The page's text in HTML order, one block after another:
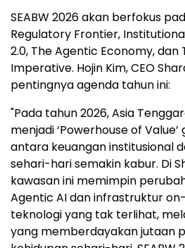
SEABW 2026 akan berfokus
Regulatory Frontier,
2.0, The Agentic Economy, dan
Imperative. Hojin Kim, CEO
pentingnya agenda tahun ini:
"Pada tahun 2026, Asia
menjadi ‘Powerhouse of
antara keuangan institusional
sehari-hari semakin kabur. Di
kawasan ini memimpin
Agentic AI dan infrastruktur
teknologi yang tak terlihat,
yang memberdayakan jutaan